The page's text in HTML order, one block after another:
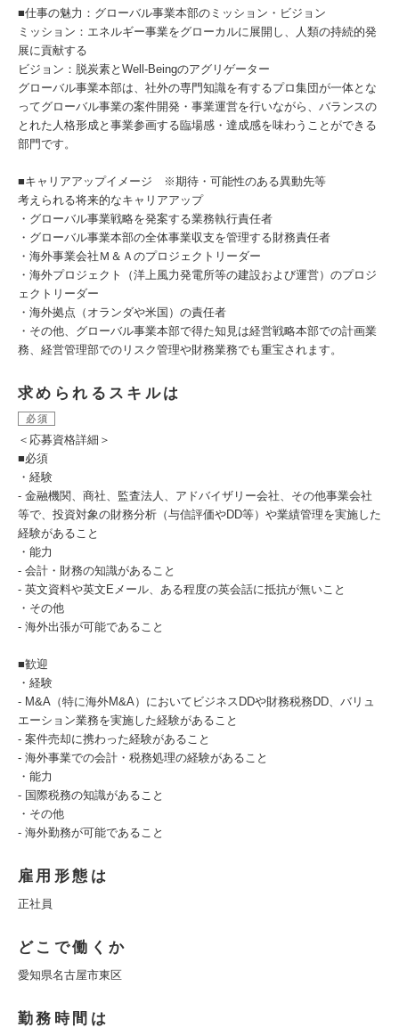
■仕事の魅力：グローバル事業本部のミッション・ビジョン
ミッション：エネルギー事業をグローカルに展開し、人類の持続的発
展に貢献する
ビジョン：脱炭素とWell-Beingのアグリゲーター
グローバル事業本部は、社外の専門知識を有するプロ集団が一体とな
ってグローバル事業の案件開発・事業運営を行いながら、バランスの
とれた人格形成と事業参画する臨場感・達成感を味わうことができる
部門です。
■キャリアアップイメージ ※期待・可能性のある異動先等
考えられる将来的なキャリアアップ
・グローバル事業戦略を発案する業務執行責任者
・グローバル事業本部の全体事業収支を管理する財務責任者
・海外事業会社Ｍ＆Ａのプロジェクトリーダー
・海外プロジェクト（洋上風力発電所等の建設および運営）のプロジ
ェクトリーダー
・海外拠点（オランダや米国）の責任者
・その他、グローバル事業本部で得た知見は経営戦略本部での計画業
務、経営管理部でのリスク管理や財務業務でも重宝されます。
求められるスキルは
必須
＜応募資格詳細＞
■必須
・経験
- 金融機関、商社、監査法人、アドバイザリー会社、その他事業会社
等で、投資対象の財務分析（与信評価やDD等）や業績管理を実施した
経験があること
・能力
- 会計・財務の知識があること
- 英文資料や英文Eメール、ある程度の英会話に抵抗が無いこと
・その他
- 海外出張が可能であること
■歓迎
・経験
- M&A（特に海外M&A）においてビジネスDDや財務税務DD、バリュ
エーション業務を実施した経験があること
- 案件売却に携わった経験があること
- 海外事業での会計・税務処理の経験があること
・能力
- 国際税務の知識があること
・その他
- 海外勤務が可能であること
雇用形態は
正社員
どこで働くか
愛知県名古屋市東区
勤務時間は